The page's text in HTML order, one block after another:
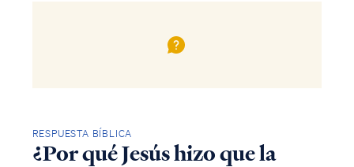
RESPUESTA BÍBLICA
¿Por qué Jesús hizo que la